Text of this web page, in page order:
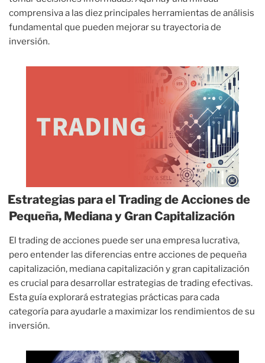
comprensiva a las diez principales herramientas de análisis
fundamental que pueden mejorar su trayectoria de
inversión.
Estrategias para el Trading de Acciones de
Pequeña, Mediana y Gran Capitalización
El trading de acciones puede ser una empresa lucrativa,
pero entender las diferencias entre acciones de pequeña
capitalización, mediana capitalización y gran capitalización
es crucial para desarrollar estrategias de trading efectivas.
Esta guía explorará estrategias prácticas para cada
categoría para ayudarle a maximizar los rendimientos de su
inversión.